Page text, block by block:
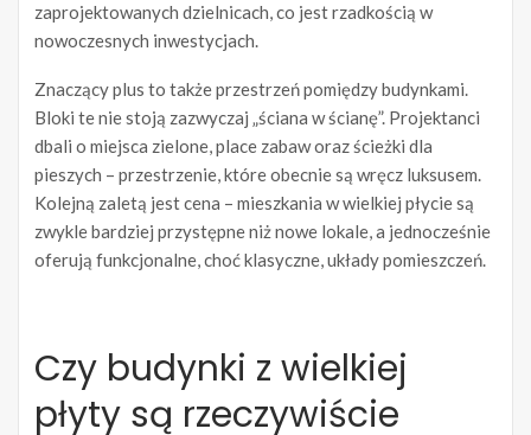
zaprojektowanych dzielnicach, co jest rzadkością w
nowoczesnych inwestycjach.
Znaczący plus to także przestrzeń pomiędzy budynkami.
Bloki te nie stoją zazwyczaj „ściana w ścianę”. Projektanci
dbali o miejsca zielone, place zabaw oraz ścieżki dla
pieszych – przestrzenie, które obecnie są wręcz luksusem.
Kolejną zaletą jest cena – mieszkania w wielkiej płycie są
zwykle bardziej przystępne niż nowe lokale, a jednocześnie
oferują funkcjonalne, choć klasyczne, układy pomieszczeń.
Czy budynki z wielkiej
płyty są rzeczywiście